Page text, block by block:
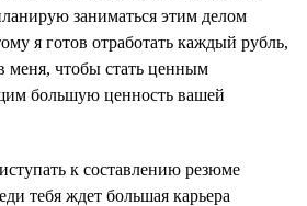
заниматься этим делом
я готов отработать каждый рубль,
меня, чтобы стать ценным
большую ценность вашей
к составлению резюме
тебя ждет большая карьера